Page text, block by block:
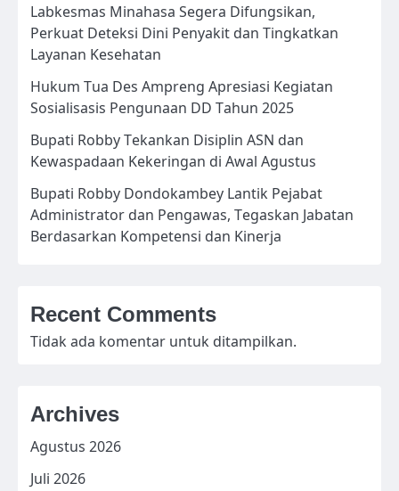
Labkesmas Minahasa Segera Difungsikan,
Perkuat Deteksi Dini Penyakit dan Tingkatkan
Layanan Kesehatan
Hukum Tua Des Ampreng Apresiasi Kegiatan
Sosialisasis Pengunaan DD Tahun 2025
Bupati Robby Tekankan Disiplin ASN dan
Kewaspadaan Kekeringan di Awal Agustus
Bupati Robby Dondokambey Lantik Pejabat
Administrator dan Pengawas, Tegaskan Jabatan
Berdasarkan Kompetensi dan Kinerja
Recent Comments
Tidak ada komentar untuk ditampilkan.
Archives
Agustus 2026
Juli 2026